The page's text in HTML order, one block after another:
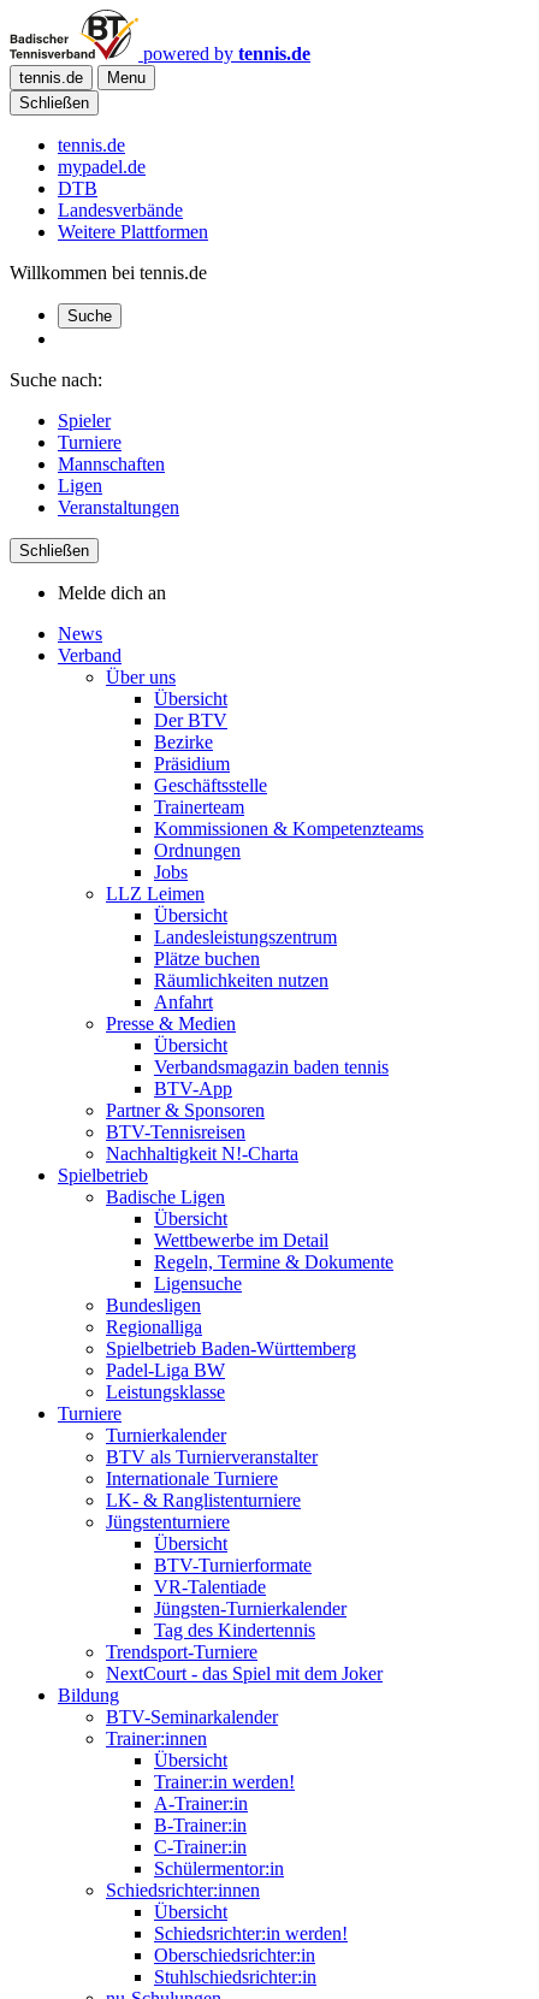
powered by tennis.de
tennis.de
Menu
Schließen
tennis.de
mypadel.de
DTB
Landesverbände
Weitere Plattformen
Willkommen bei tennis.de
Suche
Suche nach:
Spieler
Turniere
Mannschaften
Ligen
Veranstaltungen
Schließen
Melde dich an
News
Verband
Über uns
Übersicht
Der BTV
Bezirke
Präsidium
Geschäftsstelle
Trainerteam
Kommissionen & Kompetenzteams
Ordnungen
Jobs
LLZ Leimen
Übersicht
Landesleistungszentrum
Plätze buchen
Räumlichkeiten nutzen
Anfahrt
Presse & Medien
Übersicht
Verbandsmagazin baden tennis
BTV-App
Partner & Sponsoren
BTV-Tennisreisen
Nachhaltigkeit N!-Charta
Spielbetrieb
Badische Ligen
Übersicht
Wettbewerbe im Detail
Regeln, Termine & Dokumente
Ligensuche
Bundesligen
Regionalliga
Spielbetrieb Baden-Württemberg
Padel-Liga BW
Leistungsklasse
Turniere
Turnierkalender
BTV als Turnierveranstalter
Internationale Turniere
LK- & Ranglistenturniere
Jüngstenturniere
Übersicht
BTV-Turnierformate
VR-Talentiade
Jüngsten-Turnierkalender
Tag des Kindertennis
Trendsport-Turniere
NextCourt - das Spiel mit dem Joker
Bildung
BTV-Seminarkalender
Trainer:innen
Übersicht
Trainer:in werden!
A-Trainer:in
B-Trainer:in
C-Trainer:in
Schülermentor:in
Schiedsrichter:innen
Übersicht
Schiedsrichter:in werden!
Oberschiedsrichter:in
Stuhlschiedsrichter:in